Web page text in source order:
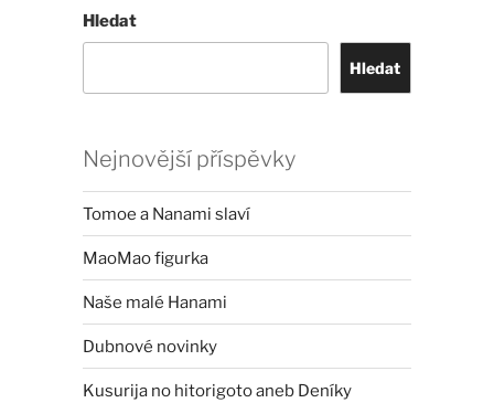
Hledat
Hledat
Nejnovější příspěvky
Tomoe a Nanami slaví
MaoMao figurka
Naše malé Hanami
Dubnové novinky
Kusurija no hitorigoto aneb Deníky